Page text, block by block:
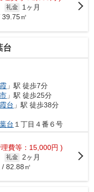
礼金
1ヶ月
㎡
台
」駅 徒歩7分
」駅 徒歩25分
台 」駅 徒歩38分
台 １丁目４番６号
費等：15,000円 )
礼金
2ヶ月
/ 82.88㎡